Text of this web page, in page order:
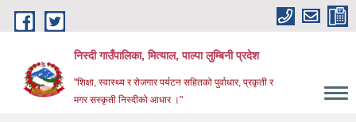
Skip to main content
निस्दी गाउँपालिका, मित्याल, पाल्पा लुम्बिनी प्रदेश
"शिक्षा, स्वास्थ्य र रोजगार पर्यटन सहितको पुर्वाधार, प्रकृती र
मगर सस्कृती निस्दीको आधार ।"